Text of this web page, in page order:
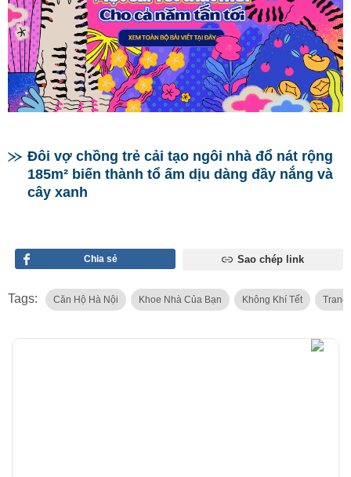
Đôi vợ chồng trẻ cải tạo ngôi nhà đổ nát rộng
185m² biến thành tổ ấm dịu dàng đầy nắng và
cây xanh
Chia sẻ Sao chép link
Tags: Căn Hộ Hà Nội Khoe Nhà Của Bạn Không Khí Tết Trang